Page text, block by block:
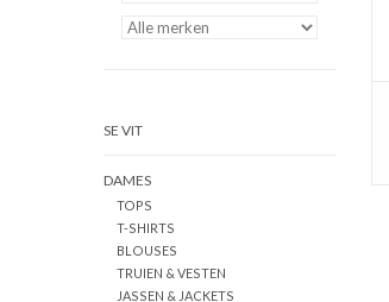
SE VIT
DAMES
TOPS
T-SHIRTS
BLOUSES
TRUIEN & VESTEN
JASSEN & JACKETS